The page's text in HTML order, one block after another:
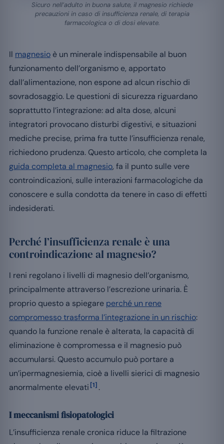
Sicuro nell’adulto in buona salute, il magnesio richiede
precauzioni in caso di insufficienza renale, di terapia
farmacologica o di dosi elevate.
Il magnesio è un minerale indispensabile al buon
funzionamento dell’organismo e, apportato
dall’alimentazione, non espone ad alcun rischio di
sovradosaggio. Le questioni di sicurezza riguardano
soprattutto l’integrazione: ad alta dose, alcuni
integratori provocano disturbi digestivi, e situazioni
mediche precise, prima fra tutte l’insufficienza renale,
richiedono prudenza. Questo articolo, che completa la
guida completa al magnesio, fa il punto sulle vere
controindicazioni, sulle interazioni farmacologiche da
conoscere e sulla condotta da tenere in caso di effetti
indesiderati.
Perché l’insufficienza renale è una
controindicazione al magnesio?
I reni regolano i livelli di magnesio dell’organismo,
principalmente attraverso l’escrezione urinaria. È
proprio questo a spiegare perché un rene
compromesso trasforma l’integrazione in un rischio:
quando la funzione renale è alterata, la capacità di
eliminazione è compromessa e il magnesio può
accumularsi. Questo accumulo può portare a
un’ipermagnesiemia, cioè a livelli sierici di magnesio
anormalmente elevati [1] .
I meccanismi fisiopatologici
L’insufficienza renale cronica riduce la filtrazione